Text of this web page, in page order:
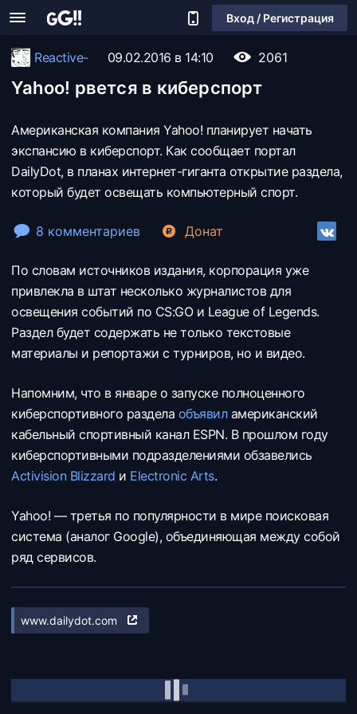
Вход / Регистрация
Reactive- 09.02.2016 в 14:10 2061
Yahoo! рвется в киберспорт
Американская компания Yahoo! планирует начать
экспансию в киберспорт. Как сообщает портал
DailyDot, в планах интернет-гиганта открытие раздела,
который будет освещать компьютерный спорт.
8 комментариев Донат
По словам источников издания, корпорация уже
привлекла в штат несколько журналистов для
освещения событий по CS:GO и League of Legends.
Раздел будет содержать не только текстовые
материалы и репортажи с турниров, но и видео.
Напомним, что в январе о запуске полноценного
киберспортивного раздела объявил американский
кабельный спортивный канал ESPN. В прошлом году
киберспортивными подразделениями обзавелись
Activision Blizzard и Electronic Arts.
Yahoo! — третья по популярности в мире поисковая
система (аналог Google), объединяющая между собой
ряд сервисов.
www.dailydot.com